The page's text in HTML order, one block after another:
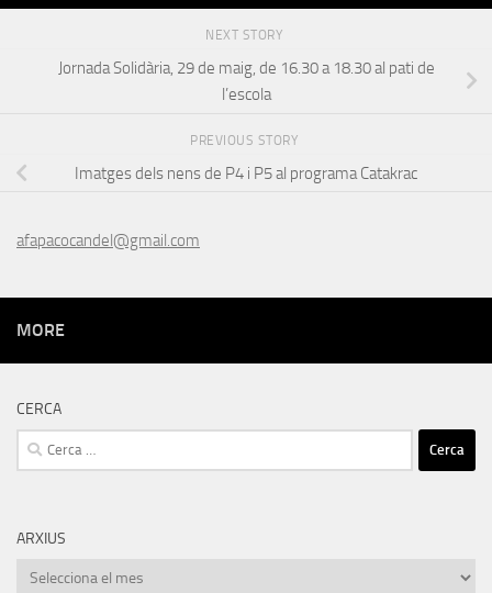
NEXT STORY
Jornada Solidària, 29 de maig, de 16.30 a 18.30 al pati de
l’escola
PREVIOUS STORY
Imatges dels nens de P4 i P5 al programa Catakrac
afapacocandel@gmail.com
MORE
CERCA
Cerca:
ARXIUS
Arxius